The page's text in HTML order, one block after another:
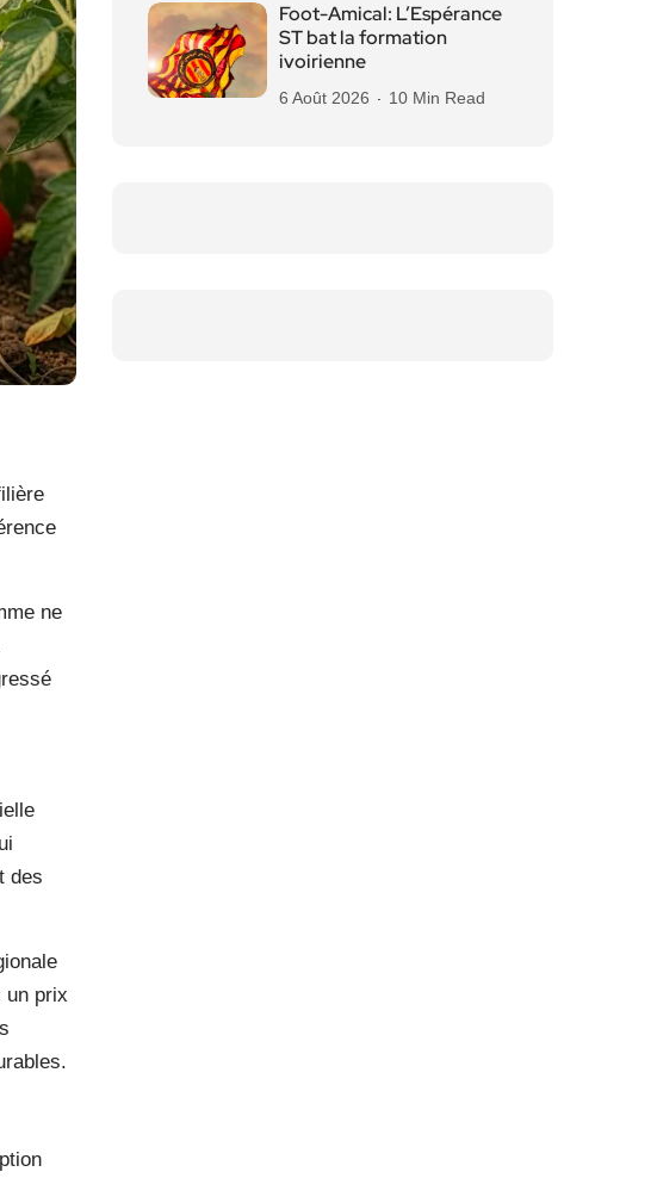
ne
des
un prix
Foot-Amical: L’Espérance
ST bat la formation
ivoirienne
6 Août 2026 10 Min Read